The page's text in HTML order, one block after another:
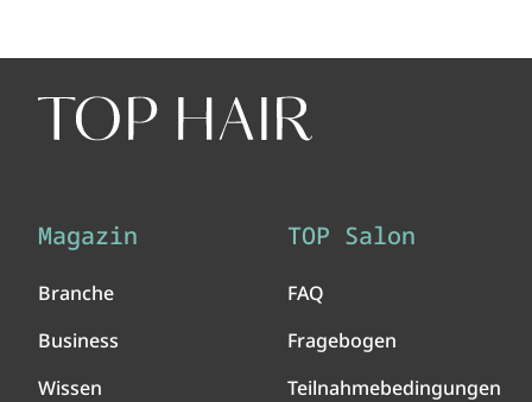
Magazin
Branche
Business
Wissen
TOP Salon
FAQ
Fragebogen
Teilnahmebedingungen